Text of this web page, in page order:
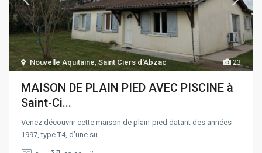
23
Nouvelle Aquitaine,Saint Ciers d'Abzac
MAISON DE PLAIN PIED AVEC PISCINE à
Saint-Ci...
Venez découvrir cette maison de plain-pied datant des années
1997, type T4, d’une su ...